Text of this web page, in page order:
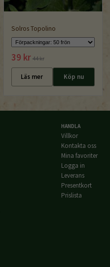
Solros Topolino
39 kr 44 kr
Läs mer Köp nu
HANDLA
Villkor
Kontakta oss
Mina favoriter
Logga in
Leverans
Presentkort
Prislista